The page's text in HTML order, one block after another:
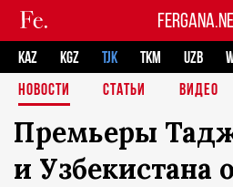
KAZ KGZ TJK TKM UZB
НОВОСТИ
СТАТЬИ ВИДЕО
Премьеры
и Узбекистана